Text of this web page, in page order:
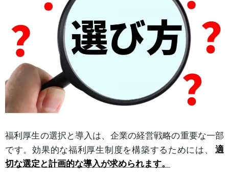
福利厚生の選択と導入は、企業の経営戦略の重要な一部
です。効果的な福利厚生制度を構築するためには、
適
切な選定と計画的な導入が求められます。